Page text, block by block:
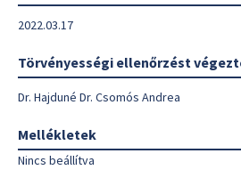
2022.03.17
Törvényességi ellenőrzést
Dr. Hajduné Dr. Csomós Andrea
Mellékletek
Nincs beállítva